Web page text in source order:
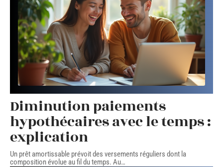
Diminution paiements
hypothécaires avec le temps :
explication
Un prêt amortissable prévoit des versements réguliers dont la
composition évolue au fil du temps. Au…